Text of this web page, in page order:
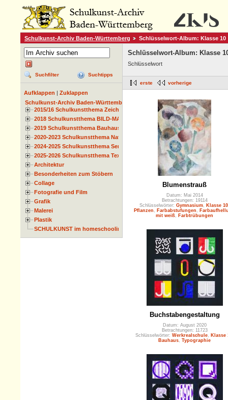
Schulkunst-Archiv Baden-Württemberg Schlüsselwort-Album: Klasse 10
Suchfilter Suchtipps
Aufklappen
Zuklappen
Schulkunst-Archiv Baden-Württemberg
2015/16 Schulkunstthema Zeichnen
2018 Schulkunstthema BILD-MATERIAL-OBJEKT
2019 Schulkunstthema Bauhaus
2020-2023 Schulkunstthema Natur und Zeit
2024-2025 Schulkunstthema Serie
2025-2026 Schulkunstthema Textil
Architektur
Besonderheiten zum Stöbern
Collage
Fotografie und Film
Grafik
Malerei
Plastik
SCHULKUNST im homeschooling
Schlüsselwort-Album: Klasse
Schlüsselwort
erste vorherige
Blumenstrauß
Datum: Mai 2014
Betrachtungen: 19114
Schlüsselwörter: Gymnasium
Klasse 10
Pflanzen
Farbabstufungen
mit weiß
Farbtrübungen
Buchstabengestaltung
Datum: August 2020
Betrachtungen: 11723
Schlüsselwörter: Werkrealschule,
Klasse
Bauhaus Typographie